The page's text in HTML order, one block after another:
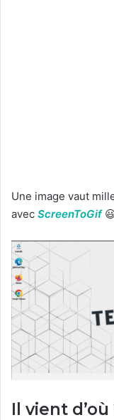
Une image vaut
avec ScreenToGif
Il vient